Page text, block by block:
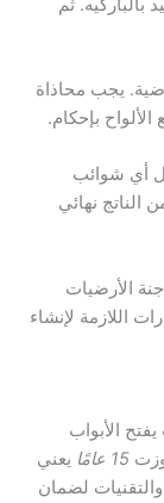
يجب محاذاة
بإحكام.
أي شوائب
نهائي
الأرضيات
اللازمة لإنشاء
الأبواب
15 عامًا
يعني
لضمان